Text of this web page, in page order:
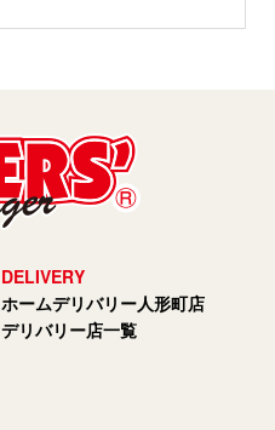
DELIVERY
ホームデリバリー人形町店
デリバリー店一覧